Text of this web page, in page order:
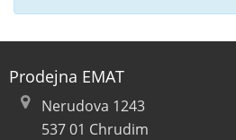
Prodejna EMAT
Nerudova 1243
537 01 Chrudim